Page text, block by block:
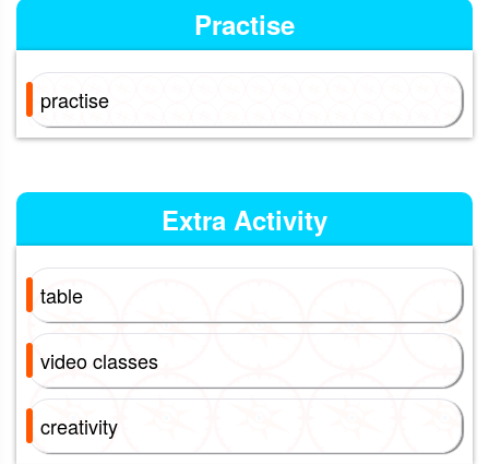
Practise
practise
Extra Activity
table
video classes
creativity